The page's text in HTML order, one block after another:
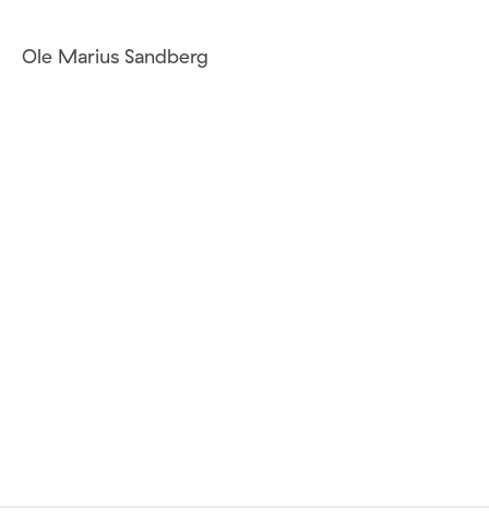
Ole Marius Sandberg